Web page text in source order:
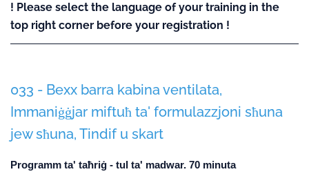
! Please select the language of your training in the
top right corner before your registration !
033 - Bexx barra kabina ventilata,
Immaniġġjar miftuħ ta' formulazzjoni sħuna
jew sħuna, Tindif u skart
Programm ta' taħriġ - tul ta' madwar. 70 minuta